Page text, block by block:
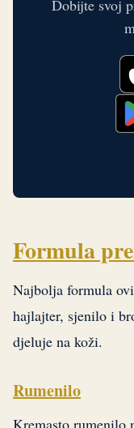
Dobijte svoj
Formula
Najbolja formula
hajlajter, sjenilo i
djeluje na koži.
Rumenilo